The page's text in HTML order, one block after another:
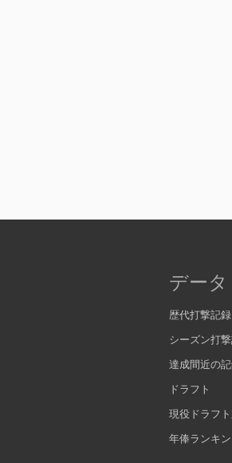
データ
歴代打撃記録
シーズン打
達成間近の
ドラフト
現役ドラフ
年俸ランキ